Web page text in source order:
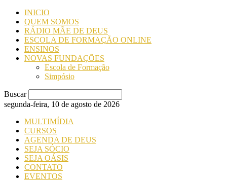
INICIO
QUEM SOMOS
RÁDIO MÃE DE DEUS
ESCOLA DE FORMAÇÃO ONLINE
ENSINOS
NOVAS FUNDAÇÕES
Escola de Formação
Simpósio
Buscar
segunda-feira, 10 de agosto de 2026
MULTIMÍDIA
CURSOS
AGENDA DE DEUS
SEJA SÓCIO
SEJA OÁSIS
CONTATO
EVENTOS